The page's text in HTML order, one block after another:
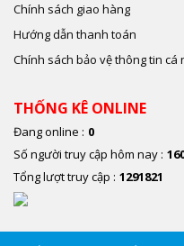
Chính sách giao hàng
Hướng dẫn thanh toán
Chính sách bảo vệ thông tin cá
THỐNG KÊ ONLINE
Đang online : 0
Số người truy cập hôm nay :
Tổng lượt truy cập : 1291821